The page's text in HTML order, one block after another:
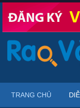
TRANG CHỦ